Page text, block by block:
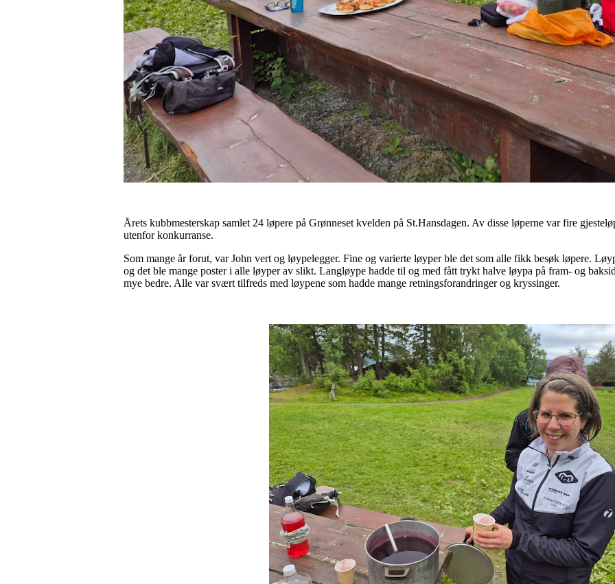
Årets kubbmesterskap samlet 24 løpere på Grønneset kvelden på St.Hansdagen. Av disse løperne var fire
utenfor konkurranse.
Som mange år forut, var John vert og løypelegger. Fine og varierte løyper ble det som alle fikk besøk løpere.
og det ble mange poster i alle løyper av slikt. Langløype hadde til og med fått trykt halve løypa på fram- og
mye bedre. Alle var svært tilfreds med løypene som hadde mange retningsforandringer og kryssinger.